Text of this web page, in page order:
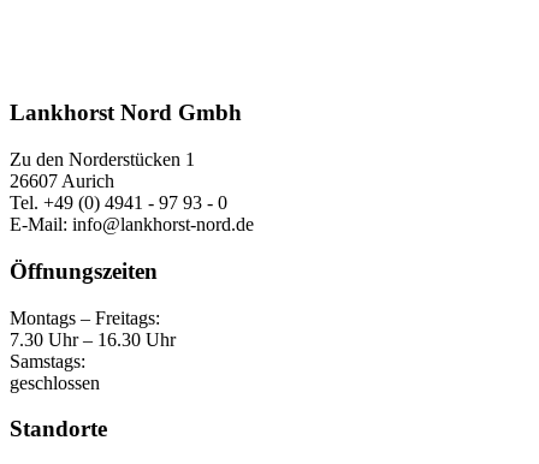
Lankhorst Nord Gmbh
Zu den Norderstücken 1
26607 Aurich
Tel. +49 (0) 4941 - 97 93 - 0
E-Mail: info@lankhorst-nord.de
Öffnungszeiten
Montags – Freitags:
7.30 Uhr – 16.30 Uhr
Samstags:
geschlossen
Standorte